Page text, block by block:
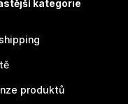
kategorie
produktů